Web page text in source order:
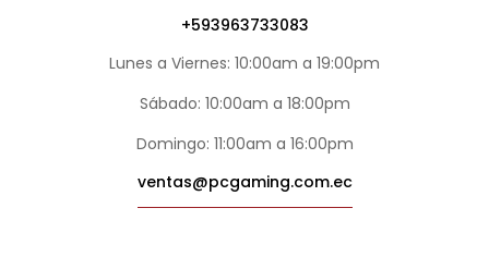
+593963733083
Lunes a Viernes: 10:00am a 19:00pm
Sábado: 10:00am a 18:00pm
Domingo: 11:00am a 16:00pm
ventas@pcgaming.com.ec